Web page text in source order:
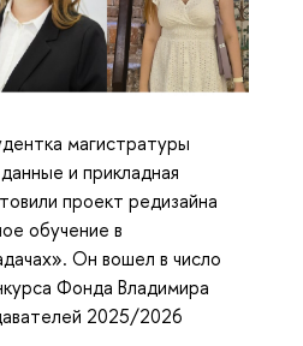
магистратуры
и прикладная
проект редизайна
обучение в
Он вошел в число
Фонда Владимира
2025/2026